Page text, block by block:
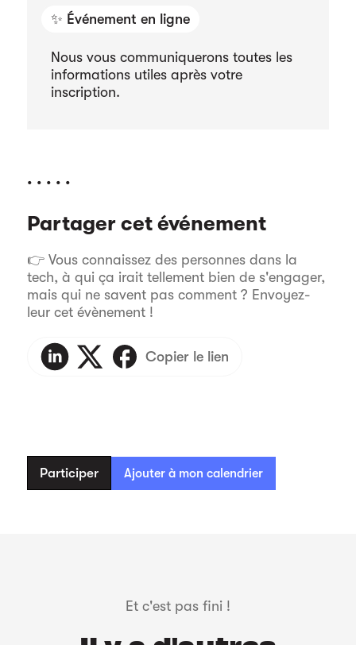
✨ Événement en ligne
Nous vous communiquerons toutes les
informations utiles après votre
inscription.
. . . . .
Partager cet événement
👉 Vous connaissez des personnes dans la
tech, à qui ça irait tellement bien de s'engager,
mais qui ne savent pas comment ? Envoyez-
leur cet évènement !
Copier le lien
Participer Ajouter à mon calendrier
Et c'est pas fini !